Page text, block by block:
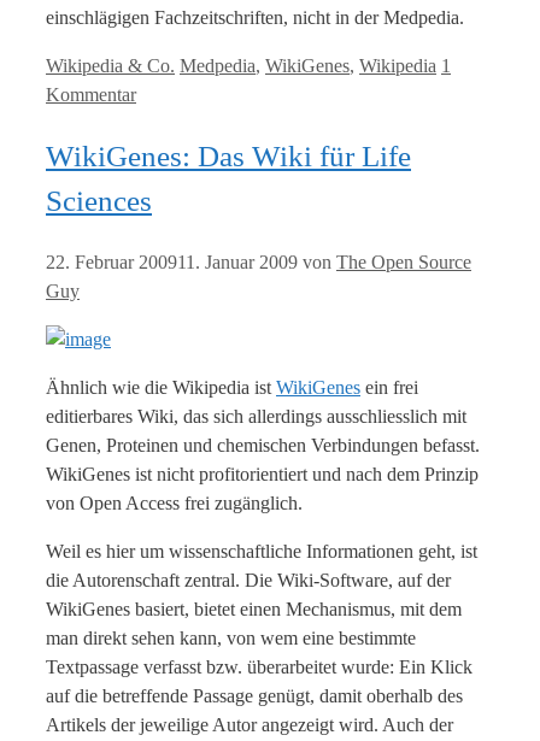
einschlägigen Fachzeitschriften, nicht in der Medpedia.
Kategorien
Wikipedia & Co. Tags
Medpedia, WikiGenes, Wikipedia 1
Kommentar
WikiGenes: Das Wiki für Life
Sciences
22. Februar 200911. Januar 2009 von The Open Source
Guy
Ähnlich wie die Wikipedia ist WikiGenes ein frei
editierbares Wiki, das sich allerdings ausschliesslich mit
Genen, Proteinen und chemischen Verbindungen befasst.
WikiGenes ist nicht profitorientiert und nach dem Prinzip
von Open Access frei zugänglich.
Weil es hier um wissenschaftliche Informationen geht, ist
die Autorenschaft zentral. Die Wiki-Software, auf der
WikiGenes basiert, bietet einen Mechanismus, mit dem
man direkt sehen kann, von wem eine bestimmte
Textpassage verfasst bzw. überarbeitet wurde: Ein Klick
auf die betreffende Passage genügt, damit oberhalb des
Artikels der jeweilige Autor angezeigt wird. Auch der